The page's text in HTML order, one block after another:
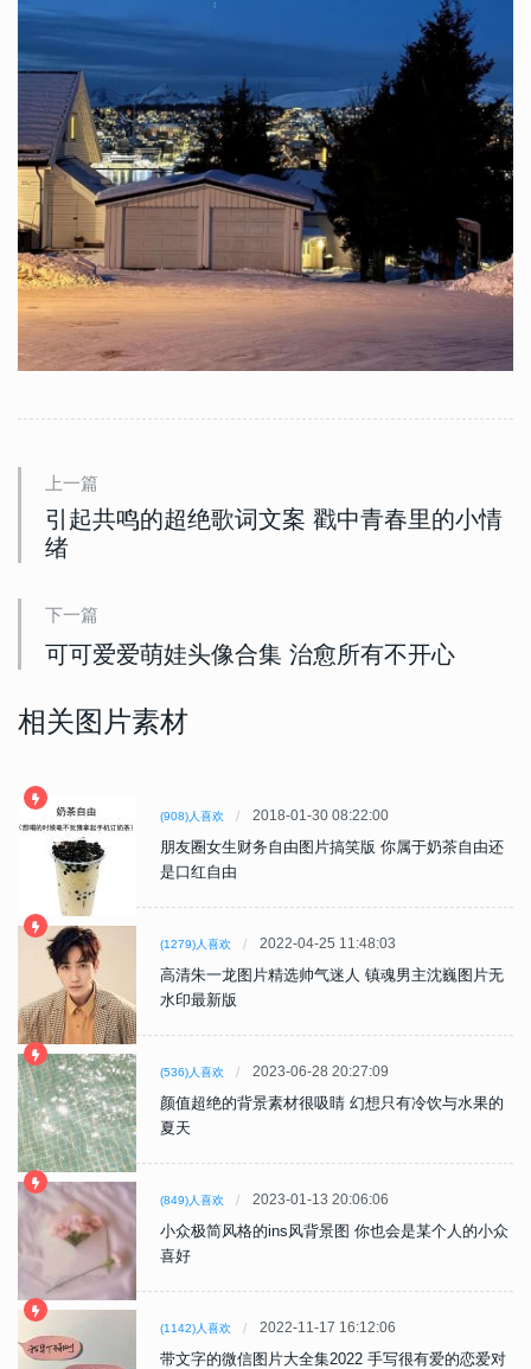
上一篇
引起共鸣的超绝歌词文案 戳中青春里的小情
绪
下一篇
可可爱爱萌娃头像合集 治愈所有不开心
相关图片素材
(908)人喜欢 2018-01-30 08:22:00
朋友圈女生财务自由图片搞笑版 你属于奶茶自由还
是口红自由
(1279)人喜欢 2022-04-25 11:48:03
高清朱一龙图片精选帅气迷人 镇魂男主沈巍图片无
水印最新版
(536)人喜欢 2023-06-28 20:27:09
颜值超绝的背景素材很吸睛 幻想只有冷饮与水果的
夏天
(849)人喜欢 2023-01-13 20:06:06
小众极简风格的ins风背景图 你也会是某个人的小众
喜好
(1142)人喜欢 2022-11-17 16:12:06
带文字的微信图片大全集2022 手写很有爱的恋爱对